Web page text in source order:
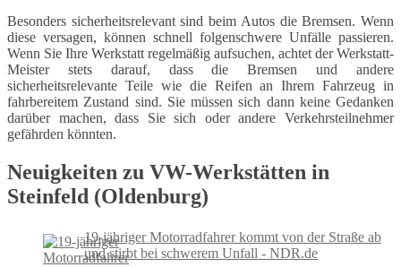
Besonders sicherheitsrelevant sind beim Autos die Bremsen. Wenn
diese versagen, können schnell folgenschwere Unfälle passieren.
Wenn Sie Ihre Werkstatt regelmäßig aufsuchen, achtet der Werkstatt-
Meister stets darauf, dass die Bremsen und andere
sicherheitsrelevante Teile wie die Reifen an Ihrem Fahrzeug in
fahrbereitem Zustand sind. Sie müssen sich dann keine Gedanken
darüber machen, dass Sie sich oder andere Verkehrsteilnehmer
gefährden könnten.
Neuigkeiten zu VW-Werkstätten in
Steinfeld (Oldenburg)
19-jähriger Motorradfahrer kommt von der Straße ab
und stirbt bei schwerem Unfall - NDR.de